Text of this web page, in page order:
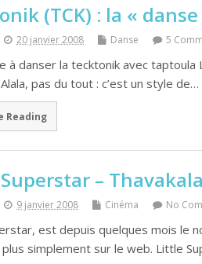
(TCK) : la «
20 janvier 2008 Danse 5
à danser la tecktonik avec
pas du tout : c’est un style de…
Reading
–
9 janvier 2008 Cinéma No
est depuis quelques mois le
plus simplement sur le web. Little